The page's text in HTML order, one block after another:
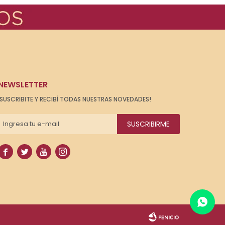
Y RECIBÍ TODAS NUESTRAS NOVEDADES!
SUSCRIBIRME
   